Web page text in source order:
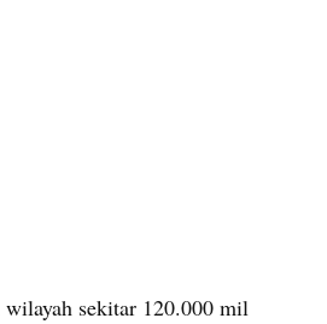
sekitar 120.000 mil